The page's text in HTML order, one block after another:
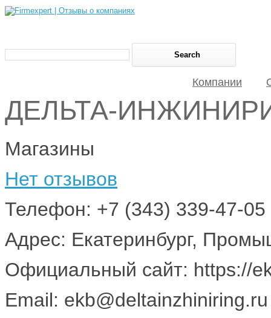
Компании
ДЕЛЬТА-
Магазины
Нет отзывов
Телефон: +7 (343) 339-47-05
Адрес: Екатеринбург,
Официальный сайт: https://
Email: ekb@deltainzhiniring.ru